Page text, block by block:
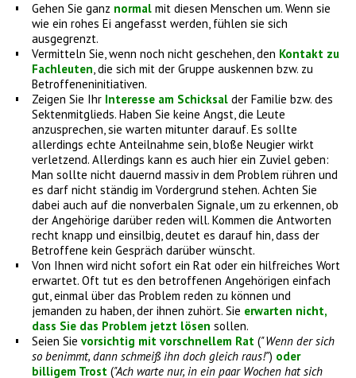
Gehen Sie ganz normal mit diesen Menschen um. Wenn sie
wie ein rohes Ei angefasst werden, fühlen sie sich
ausgegrenzt.
Vermitteln Sie, wenn noch nicht geschehen, den Kontakt zu
Fachleuten, die sich mit der Gruppe auskennen bzw. zu
Betroffeneninitiativen.
Zeigen Sie Ihr Interesse am Schicksal der Familie bzw. des
Sektenmitglieds. Haben Sie keine Angst, die Leute
anzusprechen, sie warten mitunter darauf. Es sollte
allerdings echte Anteilnahme sein, bloße Neugier wirkt
verletzend. Allerdings kann es auch hier ein Zuviel geben:
Man sollte nicht dauernd massiv in dem Problem rühren und
es darf nicht ständig im Vordergrund stehen. Achten Sie
dabei auch auf die nonverbalen Signale, um zu erkennen, ob
der Angehörige darüber reden will. Kommen die Antworten
recht knapp und einsilbig, deutet es darauf hin, dass der
Betroffene kein Gespräch darüber wünscht.
Von Ihnen wird nicht sofort ein Rat oder ein hilfreiches Wort
erwartet. Oft tut es den betroffenen Angehörigen einfach
gut, einmal über das Problem reden zu können und
jemanden zu haben, der ihnen zuhört. Sie erwarten nicht,
dass Sie das Problem jetzt lösen sollen.
Seien Sie vorsichtig mit vorschnellem Rat ("Wenn der sich
so benimmt, dann schmeiß ihn doch gleich raus!") oder
billigem Trost ("Ach warte nur, in ein paar Wochen hat sich